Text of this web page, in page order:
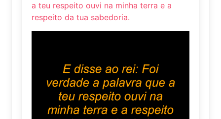
a teu respeito ouvi na minha terra e a
respeito da tua sabedoria.